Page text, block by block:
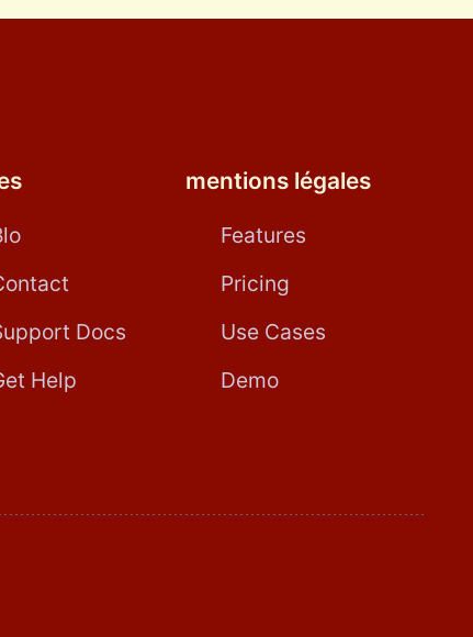
Docs
Help
mentions légales
Features
Pricing
Use Cases
Demo